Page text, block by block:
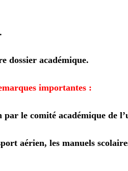
dossier académique.
importantes :
le comité académique de
aérien, les manuels